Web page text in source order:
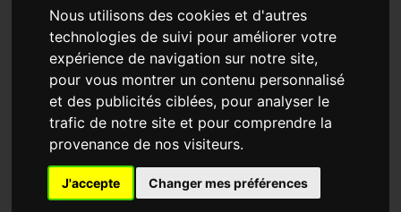
Nous utilisons des cookies et d'autres
technologies de suivi pour améliorer votre
expérience de navigation sur notre site,
pour vous montrer un contenu personnalisé
et des publicités ciblées, pour analyser le
trafic de notre site et pour comprendre la
provenance de nos visiteurs.
J'accepte Changer mes préférences
María Lorenzo Hernández |
00:02 |
Espagne
SYNOPSIS
FASHION VICTIMS 2.0 est l’interprétation animée
de la fresque réalisée par ESCIF en janvier 2022
devant un magasin d'une célèbre multinationale
de mode à Valence. Cette fresque dénonce
clairement notre passivité face au travail des
enfants et à leurs conditions de travail difficiles
dans les pays en développement. Le court-